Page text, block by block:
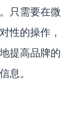
只需要在微
性的操作，
提高品牌的
息。